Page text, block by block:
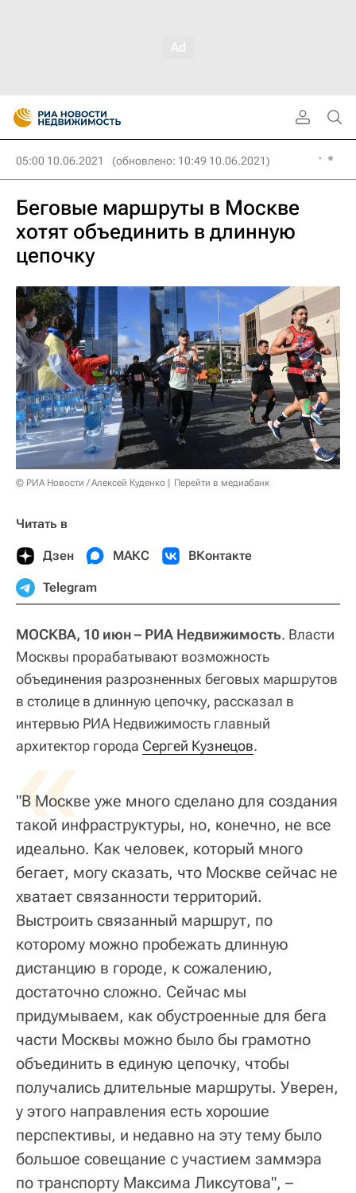
05:00 10.06.2021 (обновлено: 10:49 10.06.2021)
Беговые маршруты в Москве
хотят объединить в длинную
цепочку
© РИА Новости / Алексей Куденко Перейти в медиабанк
Читать в
Дзен МАКС ВКонтакте
Telegram
МОСКВА, 10 июн – РИА Недвижимость. Власти
Москвы прорабатывают возможность
объединения разрозненных беговых маршрутов
в столице в длинную цепочку, рассказал в
интервью РИА Недвижимость главный
архитектор города Сергей Кузнецов.
«
"В Москве уже много сделано для создания
такой инфраструктуры, но, конечно, не все
идеально. Как человек, который много
бегает, могу сказать, что Москве сейчас не
хватает связанности территорий.
Выстроить связанный маршрут, по
которому можно пробежать длинную
дистанцию в городе, к сожалению,
достаточно сложно. Сейчас мы
придумываем, как обустроенные для бега
части Москвы можно было бы грамотно
объединить в единую цепочку, чтобы
получались длительные маршруты. Уверен,
у этого направления есть хорошие
перспективы, и недавно на эту тему было
большое совещание с участием заммэра
по транспорту Максима Ликсутова", –